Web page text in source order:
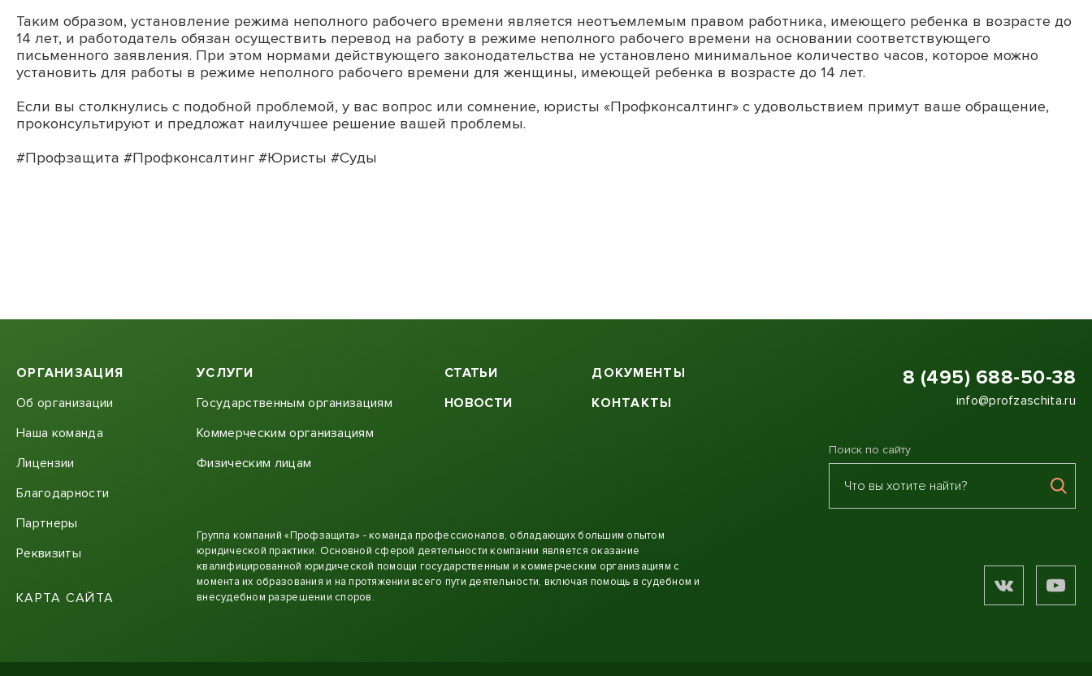
Таким образом, установление режима неполного рабочего времени является неотъемлемым правом работника, имеющего ребенка в возрасте до
14 лет, и работодатель обязан осуществить перевод на работу в режиме неполного рабочего времени на основании соответствующего
письменного заявления. При этом нормами действующего законодательства не установлено минимальное количество часов, которое можно
установить для работы в режиме неполного рабочего времени для женщины, имеющей ребенка в возрасте до 14 лет.
Если вы столкнулись с подобной проблемой, у вас вопрос или сомнение, юристы «Профконсалтинг» с удовольствием примут ваше обращение,
проконсультируют и предложат наилучшее решение вашей проблемы.
#Профзащита #Профконсалтинг #Юристы #Суды
ОРГАНИЗАЦИЯ
Об организации
Наша команда
Лицензии
Благодарности
Партнеры
Реквизиты
КАРТА САЙТА
УСЛУГИ
Государственным организациям
Коммерческим организациям
Физическим лицам
СТАТЬИ
НОВОСТИ
ДОКУМЕНТЫ
КОНТАКТЫ
Группа компаний «Профзащита» - команда профессионалов, обладающих большим опытом
юридической практики. Основной сферой деятельности компании является оказание
квалифицированной юридической помощи государственным и коммерческим организациям с
момента их образования и на протяжении всего пути деятельности, включая помощь в судебном и
внесудебном разрешении споров.
8 (495) 688-50-38
info@profzaschita.ru
Поиск по сайту